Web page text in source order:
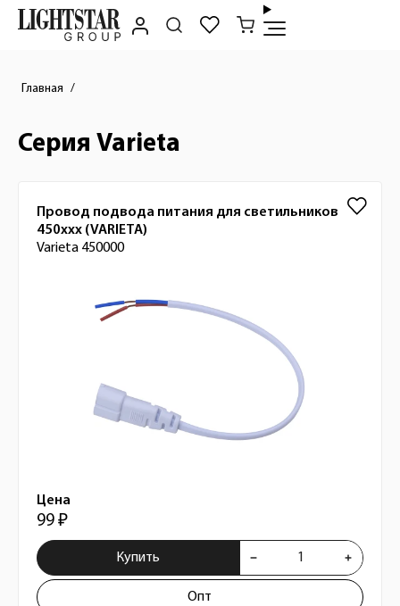
Главная
Серия Varieta
Провод подвода питания для светильников
450xxx (VARIETA)
Varieta 450000
Цена
99 ₽
Купить
Опт